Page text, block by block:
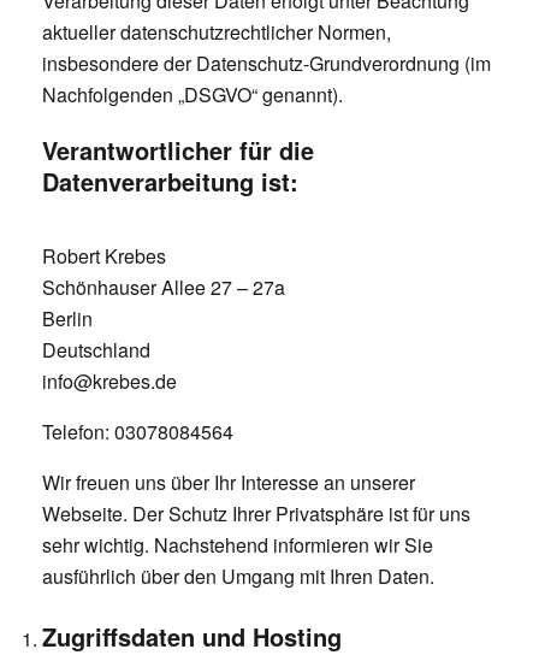
aktueller datenschutzrechtlicher Normen,
insbesondere der Datenschutz-Grundverordnung (im
Nachfolgenden „DSGVO“ genannt).
Verantwortlicher für die
Datenverarbeitung ist:
Robert Krebes
Schönhauser Allee 27 – 27a
Berlin
Deutschland
info@krebes.de
Telefon: 03078084564
Wir freuen uns über Ihr Interesse an unserer
Webseite. Der Schutz Ihrer Privatsphäre ist für uns
sehr wichtig. Nachstehend informieren wir Sie
ausführlich über den Umgang mit Ihren Daten.
Zugriffsdaten und Hosting